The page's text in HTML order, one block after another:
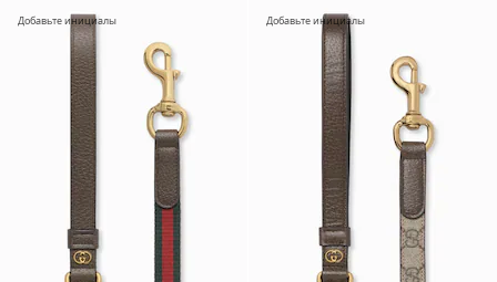
Добавьте инициалы Добавьте инициалы